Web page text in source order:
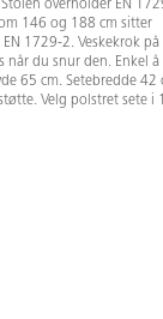
overholder EN
146 og 188 cm sitter
1729-2. Veskekrok på
når du snur den. Enkel å
65 cm. Setebredde 42
Velg polstret sete i